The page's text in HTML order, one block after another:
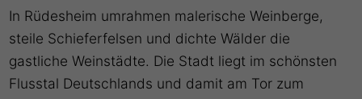
In Rüdesheim umrahmen malerische Weinberge,
steile Schieferfelsen und dichte Wälder die
gastliche Weinstädte. Die Stadt liegt im schönsten
Flusstal Deutschlands und damit am Tor zum